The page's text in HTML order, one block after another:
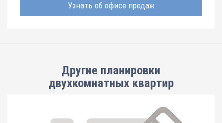
Узнать об офисе продаж
Другие планировки
двухкомнатных квартир